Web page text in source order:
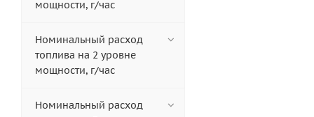
мощности, г/час
Номинальный расход
топлива на 2 уровне
мощности, г/час
Номинальный расход